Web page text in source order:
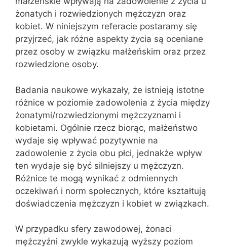
żonatych i rozwiedzionych mężczyzn oraz
kobiet. W niniejszym referacie postaramy się
przyjrzeć, jak różne aspekty życia są oceniane
przez osoby w związku małżeńskim oraz przez
rozwiedzione osoby.
Badania naukowe wykazały, że istnieją istotne
różnice w poziomie zadowolenia z życia między
żonatymi/rozwiedzionymi mężczyznami i
kobietami. Ogólnie rzecz biorąc, małżeństwo
wydaje się wpływać pozytywnie na
zadowolenie z życia obu płci, jednakże wpływ
ten wydaje się być silniejszy u mężczyzn.
Różnice te mogą wynikać z odmiennych
oczekiwań i norm społecznych, które kształtują
doświadczenia mężczyzn i kobiet w związkach.
W przypadku sfery zawodowej, żonaci
mężczyźni zwykle wykazują wyższy poziom